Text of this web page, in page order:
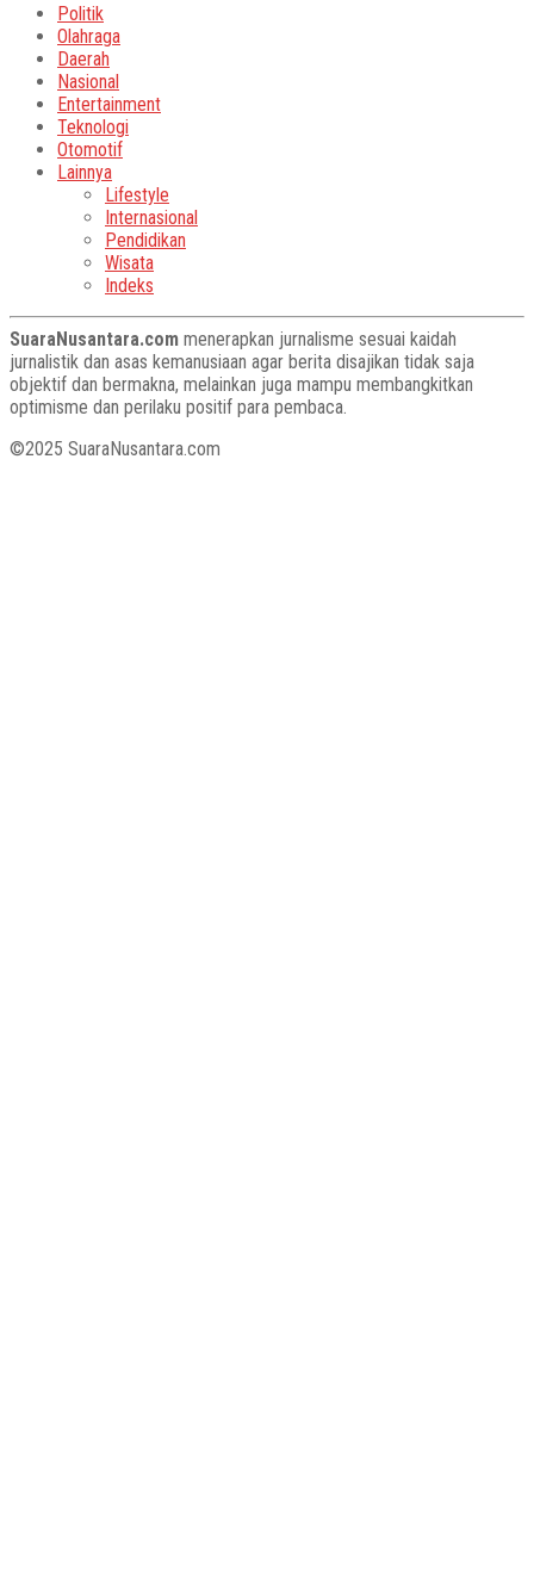
Politik
Olahraga
Daerah
Nasional
Entertainment
Teknologi
Otomotif
Lainnya
Lifestyle
Internasional
Pendidikan
Wisata
Indeks
SuaraNusantara.com menerapkan jurnalisme sesuai kaidah
jurnalistik dan asas kemanusiaan agar berita disajikan tidak saja
objektif dan bermakna, melainkan juga mampu membangkitkan
optimisme dan perilaku positif para pembaca.
©2025 SuaraNusantara.com